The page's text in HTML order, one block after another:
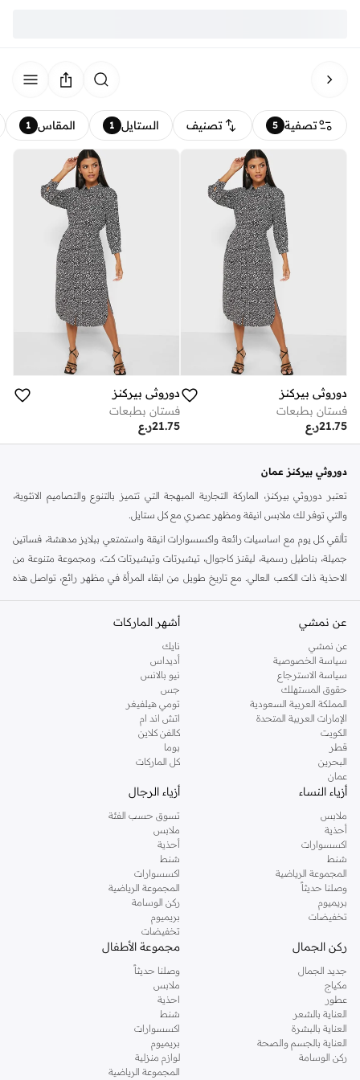
تصفية 5 تصنيف الستايل 1 المقاس 1
دوروثي بيركنز
فستان بطبعات
ر.ع21.75
دوروثي بيركنز
فستان بطبعات
ر.ع21.75
دوروثي بيركنز عمان
تعتبر دوروثي بيركنز، الماركة التجارية المبهجة التي تتميز بالتنوع والتصاميم الانثوية،
والتي توفر لك ملابس انيقة ومظهر عصري مع كل ستايل.
تألقي كل يوم مع اساسيات رائعة واكسسوارات انيقة واستمتعي ببلايز مدهشة، فساتين
جميلة، بناطيل رسمية، ليقنز كاجوال، تيشيرتات وتيشيرتات كت، ومجموعة متنوعة من
الاحذية ذات الكعب العالي. مع تاريخ طويل من ابقاء المرأة في مظهر رائع، تواصل هذه
كنت تقومين بتجديد خزانة ملابسك الملائمة للعمل، البحث عن فستان مثالي للحفلات او
اليه.
تسوقي دوروثي بيركنز اون لاين مسقط
تسوقي دوروثي بيركنز اون لاين من نمشي واستمتعي باكثر من الف ستايل من مجموعة
دوروثي بيركنز الشهيرة. تصفحي المجموعة كاملة في متجر دوروثي بيركنز اون لاين او
استخدمي القائمة لتحديد تجربة تسوق دوروثي بيركنز اون لاين. خدمة التوصيل السريعة
والدعم الاستثنائي يضمن لك تجربة تسوق ممتعة دائما مع نمشي.
عن نمشي
عن نمشي
سياسة الخصوصية
سياسة الاسترجاع
حقوق المستهلك
المملكة العربية السعودية
الإمارات العربية المتحدة
الكويت
قطر
البحرين
عمان
أشهر الماركات
نايك
أديداس
نيو بالانس
جس
تومي هيلفيغر
اتش اند ام
كالفن كلاين
بوما
كل الماركات
أزياء النساء
ملابس
أحذية
اكسسوارات
شنط
المجموعة الرياضية
وصلنا حديثاً
بريميوم
تخفيضات
أزياء الرجال
تسوق حسب الفئة
ملابس
أحذية
شنط
اكسسوارات
المجموعة الرياضية
ركن الوسامة
بريميوم
تخفيضات
ركن الجمال
جديد الجمال
مكياج
عطور
العناية بالشعر
العناية بالبشرة
العناية بالجسم والصحة
ركن الوسامة
مجموعة الأطفال
وصلنا حديثاً
ملابس
احذية
شنط
اكسسوارات
بريميوم
لوازم منزلية
المجموعة الرياضية